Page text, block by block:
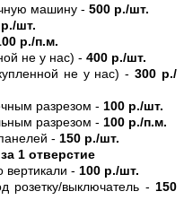
машину - 500 р./шт.
шт.
р./п.м.
не у нас) - 400 р./шт.
не у нас) -300 р./
разрезом - 100 р./шт.
разрезом - 100 р./п.м.
- 150 р./шт.
1 отверстие
вертикали - 100 р./шт.
розетку/выключатель - 150